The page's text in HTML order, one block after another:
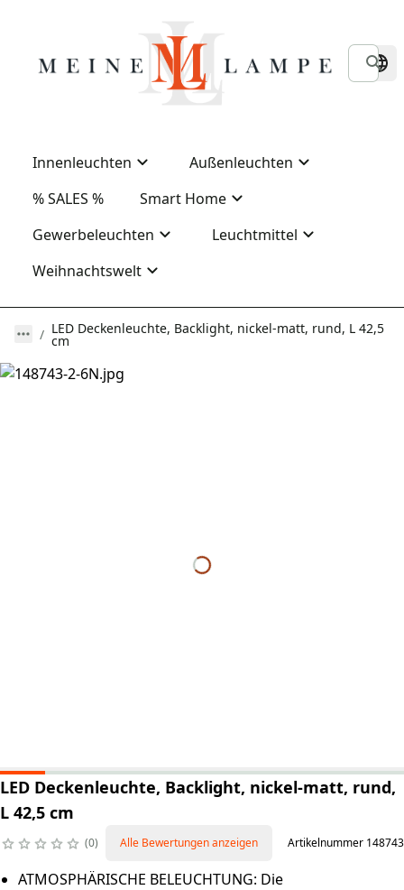
Innenleuchten
Außenleuchten
% SALES %
Smart Home
Gewerbeleuchten
Leuchtmittel
Weihnachtswelt
LED Deckenleuchte, Backlight, nickel-matt, rund, L 42,5
cm
LED Deckenleuchte, Backlight, nickel-matt, rund,
L 42,5 cm
0 Alle Bewertungen anzeigen Artikelnummer 148743
ATMOSPHÄRISCHE BELEUCHTUNG: Die